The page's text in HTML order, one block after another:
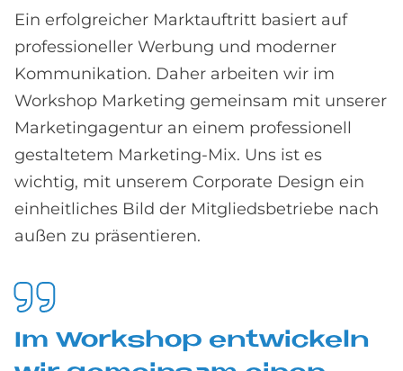
Ein erfolgreicher Marktauftritt basiert auf
professioneller Werbung und moderner
Kommunikation. Daher arbeiten wir im
Workshop Marketing gemeinsam mit unserer
Marketingagentur an einem professionell
gestaltetem Marketing-Mix. Uns ist es
wichtig, mit unserem Corporate Design ein
einheitliches Bild der Mitgliedsbetriebe nach
außen zu präsentieren.
Im Work­s­hop ent­wickeln